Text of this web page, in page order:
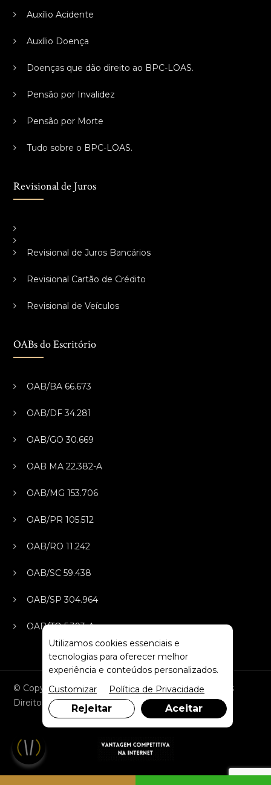
Auxílio Acidente
Auxílio Doença
Doenças que dão direito ao BPC-LOAS.
Pensão por Invalidez
Pensão por Morte
Tudo sobre o BPC-LOAS.
Revisional de Juros
Revisional de Juros Bancários
Revisional Cartão de Crédito
Revisional de Veículos
OABs do Escritório
OAB/BA 66.673
OAB/DF 34.281
OAB/GO 30.669
OAB MA 22.382-A
OAB/MG 153.706
OAB/PR 105.512
OAB/RO 11.242
OAB/SC 59.438
OAB/SP 304.964
OAB/TO 5.393-A
© Copyright 2026. DIVIA Marketing Digital. Todos os
Direitos Reservados
Utilizamos cookies essenciais e
tecnologias para oferecer melhor
experiência e conteúdos personalizados.
Customizar
Política de Privacidade
Rejeitar Aceitar